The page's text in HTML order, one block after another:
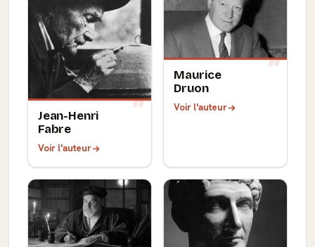
Jean-Henri
Fabre
Voir l'auteur
Maurice
Druon
Voir l'auteur